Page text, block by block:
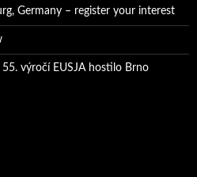
Germany – register your interest
výročí EUSJA hostilo Brno